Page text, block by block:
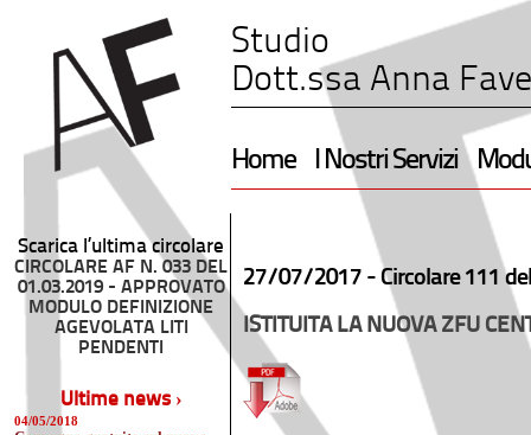
Studio
Dott.ssa Anna
Home I Nostri Servizi
Scarica l’ultima circolare
CIRCOLARE AF N. 033 DEL
01.03.2019 - APPROVATO
MODULO DEFINIZIONE
AGEVOLATA LITI
PENDENTI
Ultime news ›
04/05/2018
27/07/2017 - Circolare 111
ISTITUITA LA NUOVA ZFU